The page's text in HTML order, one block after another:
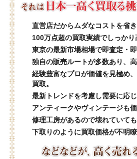
直営店だからムダなコストを省き
100万点超の買取実績でしっかり
東京の最新市場相場で即査定・即
独自の販売ルートが多数あり、高
経験豊富なプロが価値を見極め
買取。
最新トレンドを考慮し需要に応じ
アンティークやヴィンテージも
修理工房があるので壊れていても
下取りのように買取価格が不明瞭